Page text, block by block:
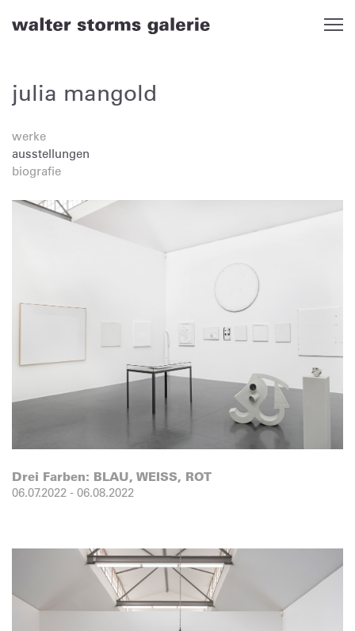
julia mangold
werke
ausstellungen
biografie
Drei Farben: BLAU, WEISS, ROT
06.07.2022 - 06.08.2022